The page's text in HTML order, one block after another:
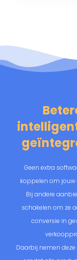
Geen extra
koppelen om jouw
Bij andere
schakelen om ze
conversie in
Daarbij nemen